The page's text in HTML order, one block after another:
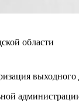
области
выходного